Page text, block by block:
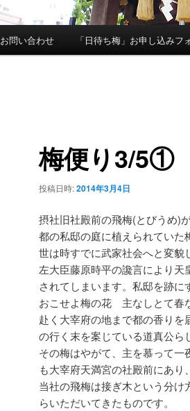
お問い合わせ 「日待ち梅」お申し込みフ
梅便り3/5①
投稿日時:2014年3月4日
摂社旧社殿前の飛梅(とびうめ)が
都の私邸の庭に植えられていた
世は時すでに武家社会へと変貌
左大臣藤原時平の讒言により
されてしまいます。私邸を跡
おこせよ梅の花 主なしとて春
赴く大宰府の地まで都の香り
の行く末を案じている道真公ら
その梅はやがて、主を慕って
も大宰府天満宮の社殿前にあ
当社の飛梅は接ぎ木という分
らいただいてきたものです。